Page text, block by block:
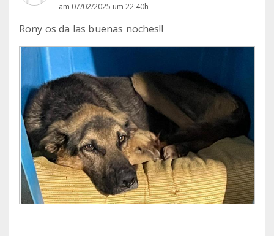
am 07/02/2025 um 22:40h
Rony os da las buenas noches!!